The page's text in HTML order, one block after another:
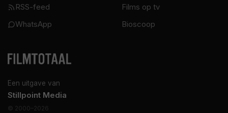
Een uitgave van
Stillpoint Media
© 2000–2026
RSS-feed
WhatsApp
Films op tv
Bioscoop